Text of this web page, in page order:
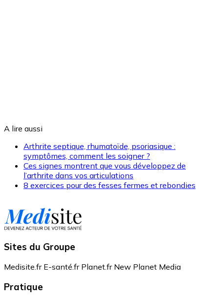
A lire aussi
Arthrite septique, rhumatoïde, psoriasique :
symptômes, comment les soigner ?
Ces signes montrent que vous développez de
l’arthrite dans vos articulations
8 exercices pour des fesses fermes et rebondies
Sites du Groupe
Medisite.fr E-santé.fr Planet.fr New Planet Media
Pratique